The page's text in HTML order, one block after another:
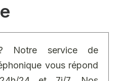
Notre service de
vous répond